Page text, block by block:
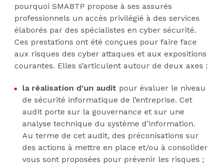
pourquoi SMABTP propose à ses assurés
professionnels un accès privilégié à des services
élaborés par des spécialistes en cyber sécurité.
Ces prestations ont été conçues pour faire face
aux risques des cyber attaques et aux expositions
courantes. Elles s’articulent autour de deux axes :
la réalisation d’un audit pour évaluer le niveau
de sécurité informatique de l’entreprise. Cet
audit porte sur la gouvernance et sur une
analyse technique du système d’information.
Au terme de cet audit, des préconisations sur
des actions à mettre en place et/ou à consolider
vous sont proposées pour prévenir les risques ;